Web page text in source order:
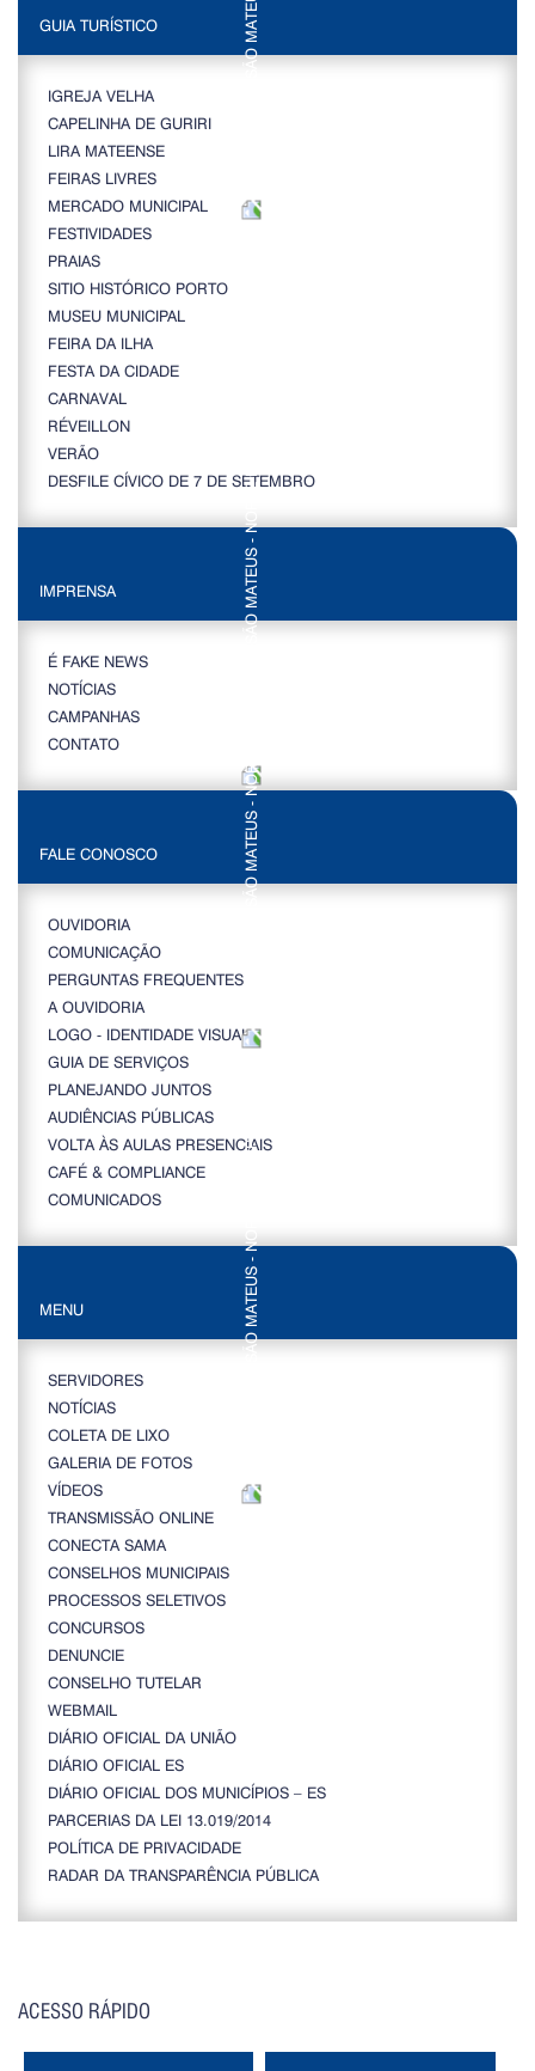
GUIA TURÍSTICO
IGREJA VELHA
CAPELINHA DE GURIRI
LIRA MATEENSE
FEIRAS LIVRES
MERCADO MUNICIPAL
FESTIVIDADES
PRAIAS
SITIO HISTÓRICO PORTO
MUSEU MUNICIPAL
FEIRA DA ILHA
FESTA DA CIDADE
CARNAVAL
RÉVEILLON
VERÃO
DESFILE CÍVICO DE 7 DE SETEMBRO
IMPRENSA
É FAKE NEWS
NOTÍCIAS
CAMPANHAS
CONTATO
FALE CONOSCO
OUVIDORIA
COMUNICAÇÃO
PERGUNTAS FREQUENTES
A OUVIDORIA
LOGO - IDENTIDADE VISUAL
GUIA DE SERVIÇOS
PLANEJANDO JUNTOS
AUDIÊNCIAS PÚBLICAS
VOLTA ÀS AULAS PRESENCIAIS
CAFÉ & COMPLIANCE
COMUNICADOS
MENU
SERVIDORES
NOTÍCIAS
COLETA DE LIXO
GALERIA DE FOTOS
VÍDEOS
TRANSMISSÃO ONLINE
CONECTA SAMA
CONSELHOS MUNICIPAIS
PROCESSOS SELETIVOS
CONCURSOS
DENUNCIE
CONSELHO TUTELAR
WEBMAIL
DIÁRIO OFICIAL DA UNIÃO
DIÁRIO OFICIAL ES
DIÁRIO OFICIAL DOS MUNICÍPIOS – ES
PARCERIAS DA LEI 13.019/2014
POLÍTICA DE PRIVACIDADE
RADAR DA TRANSPARÊNCIA PÚBLICA
ACESSO RÁPIDO